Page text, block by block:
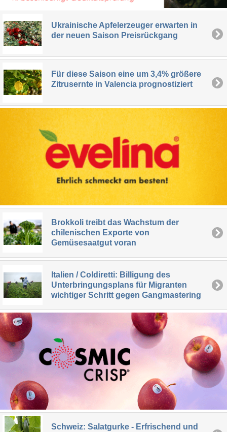
Ukrainische Apfelerzeuger erwarten in
der neuen Saison Preisrückgang
Für diese Saison eine um 3,4% größere
Zitrusernte in Valencia prognostiziert
Brokkoli treibt das Wachstum der
chilenischen Exporte von
Gemüsesaatgut voran
Italien / Coldiretti: Billigung des
Unterbringungsplans für Migranten
wichtiger Schritt gegen Gangmastering
Schweiz: Salatgurke - Erfrischend und